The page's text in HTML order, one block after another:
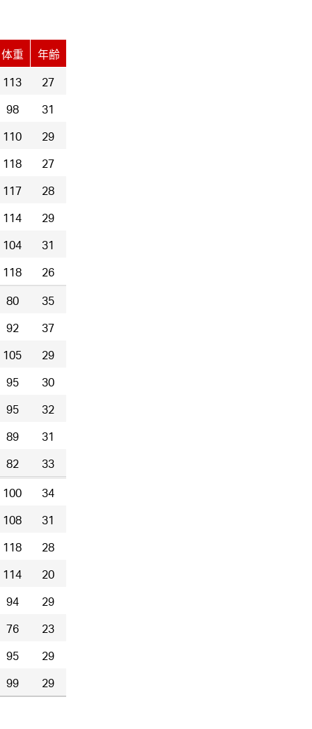
体重 年齢
113 27
98 31
110 29
118 27
117 28
114 29
104 31
118 26
80 35
92 37
105 29
95 30
95 32
89 31
82 33
100 34
108 31
118 28
114 20
94 29
76 23
95 29
99 29